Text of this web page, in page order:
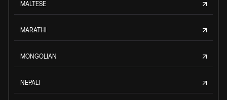
MALTESE
MARATHI
MONGOLIAN
NEPALI